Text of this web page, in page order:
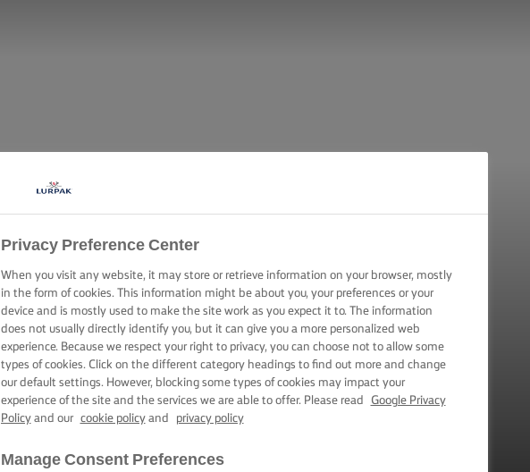
BROWNIES
Privacy Preference Center
When you visit any website, it may store or retrieve information on your browser, mostly
in the form of cookies. This information might be about you, your preferences or your
device and is mostly used to make the site work as you expect it to. The information
does not usually directly identify you, but it can give you a more personalized web
experience. Because we respect your right to privacy, you can choose not to allow some
types of cookies. Click on the different category headings to find out more and change
our default settings. However, blocking some types of cookies may impact your
experience of the site and the services we are able to offer. Please read
Google Privacy
Policyand our cookie policyand privacy policy
Manage Consent Preferences